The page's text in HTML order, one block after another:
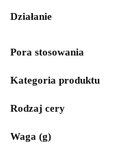
Działanie
Pora stosowania
Kategoria produktu
Rodzaj cery
Waga (g)